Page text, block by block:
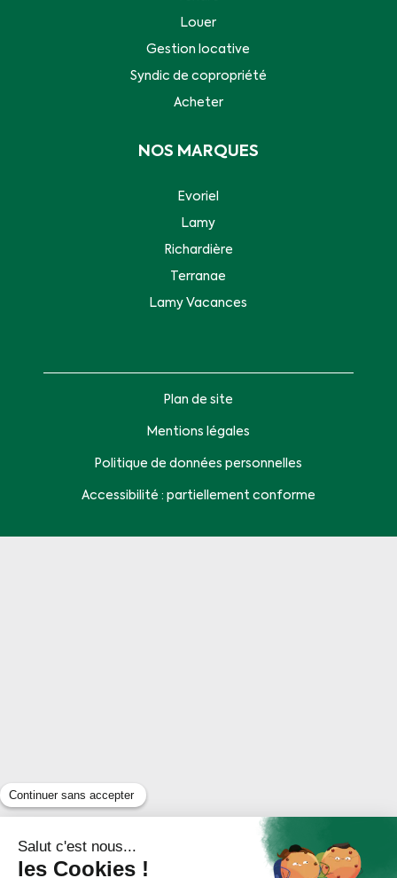
Louer
Gestion locative
Syndic de copropriété
Acheter
NOS MARQUES
Evoriel
Lamy
Richardière
Terranae
Lamy Vacances
Plan de site
Mentions légales
Politique de données personnelles
Accessibilité : partiellement conforme